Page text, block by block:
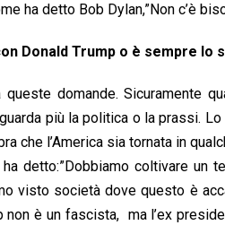
ha detto Bob Dylan,”Non c’è
Donald Trump o è sempre
queste domande. Sicuramente
più la politica o la prassi.
che l’America sia tornata in
ha detto:”Dobbiamo coltivare
visto società dove questo è
non è un fascista, ma l’ex